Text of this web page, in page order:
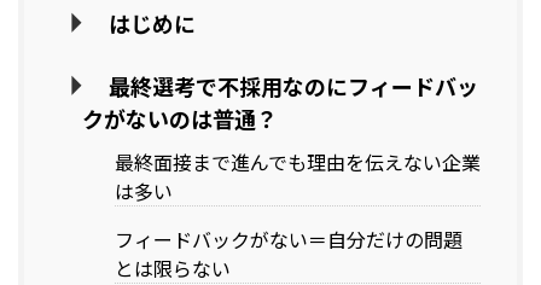
はじめに
最終選考で不採用なのにフィードバッ
クがないのは普通？
最終面接まで進んでも理由を伝えない企業
は多い
フィードバックがない＝自分だけの問題
とは限らない